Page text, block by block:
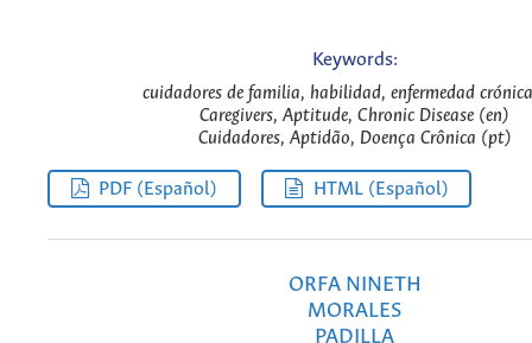
Keywords:
cuidadores de familia, habilidad, enfermedad
Caregivers, Aptitude, Chronic Disease (en)
Cuidadores, Aptidão, Doença Crônica (pt)
PDF (Español) HTML (Español)
ORFA NINETH
MORALES
PADILLA